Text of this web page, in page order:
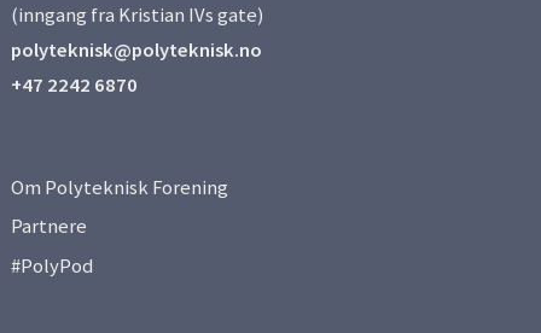
(inngang fra Kristian IVs gate)
polyteknisk@polyteknisk.no
+47 2242 6870
Om Polyteknisk Forening
Partnere
#PolyPod